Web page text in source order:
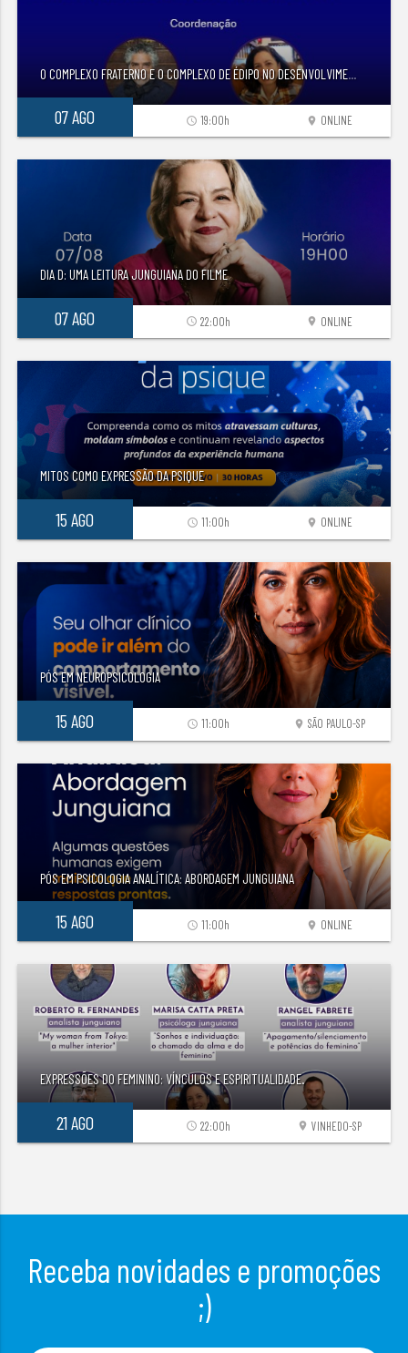
O COMPLEXO FRATERNO E O COMPLEXO DE ÉDIPO NO DESENVOLVIME...
07 AGO location_on ONLINE
access_time 19:00h
DIA D: UMA LEITURA JUNGUIANA DO FILME
07 AGO location_on ONLINE
access_time 22:00h
MITOS COMO EXPRESSÃO DA PSIQUE
15 AGO location_on ONLINE
access_time 11:00h
PÓS EM NEUROPSICOLOGIA
15 AGO location_on SÃO PAULO-SP
access_time 11:00h
PÓS EM PSICOLOGIA ANALÍTICA: ABORDAGEM JUNGUIANA
15 AGO location_on ONLINE
access_time 11:00h
EXPRESSÕES DO FEMININO: VÍNCULOS E ESPIRITUALIDADE.
21 AGO location_on VINHEDO-SP
access_time 22:00h
Receba novidades e promoções
;)